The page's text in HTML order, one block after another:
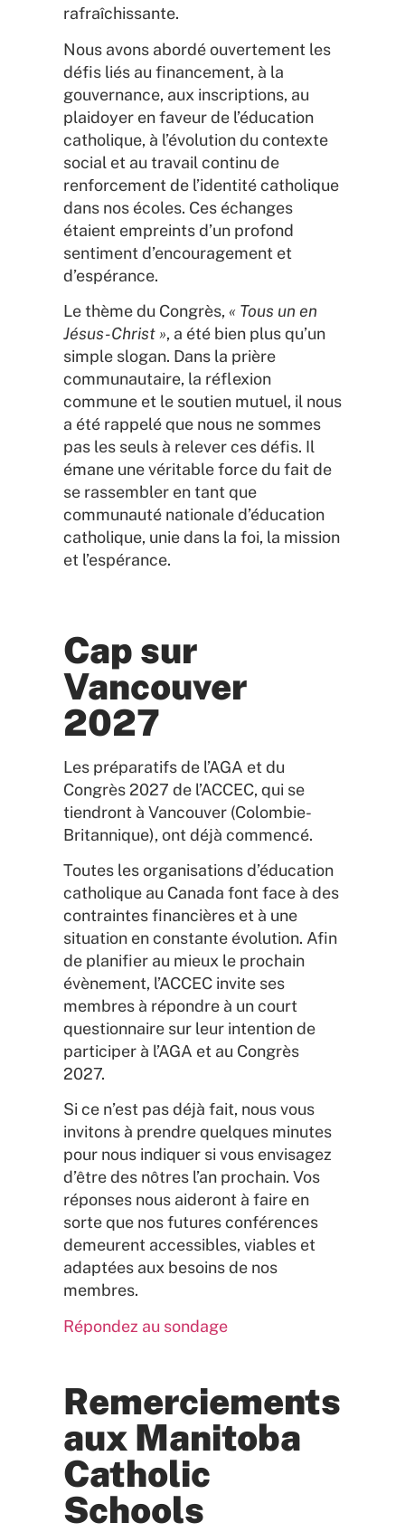
rafraîchissante.
Nous avons abordé ouvertement les
défis liés au financement, à la
gouvernance, aux inscriptions, au
plaidoyer en faveur de l’éducation
catholique, à l’évolution du contexte
social et au travail continu de
renforcement de l’identité catholique
dans nos écoles. Ces échanges
étaient empreints d’un profond
sentiment d’encouragement et
d’espérance.
Le thème du Congrès, « Tous un en
Jésus-Christ », a été bien plus qu’un
simple slogan. Dans la prière
communautaire, la réflexion
commune et le soutien mutuel, il nous
a été rappelé que nous ne sommes
pas les seuls à relever ces défis. Il
émane une véritable force du fait de
se rassembler en tant que
communauté nationale d’éducation
catholique, unie dans la foi, la mission
et l’espérance.
Cap sur
Vancouver
2027
Les préparatifs de l’AGA et du
Congrès 2027 de l’ACCEC, qui se
tiendront à Vancouver (Colombie-
Britannique), ont déjà commencé.
Toutes les organisations d’éducation
catholique au Canada font face à des
contraintes financières et à une
situation en constante évolution. Afin
de planifier au mieux le prochain
évènement, l’ACCEC invite ses
membres à répondre à un court
questionnaire sur leur intention de
participer à l’AGA et au Congrès
2027.
Si ce n’est pas déjà fait, nous vous
invitons à prendre quelques minutes
pour nous indiquer si vous envisagez
d’être des nôtres l’an prochain. Vos
réponses nous aideront à faire en
sorte que nos futures conférences
demeurent accessibles, viables et
adaptées aux besoins de nos
membres.
Répondez au sondage
Remerciements
aux Manitoba
Catholic
Schools